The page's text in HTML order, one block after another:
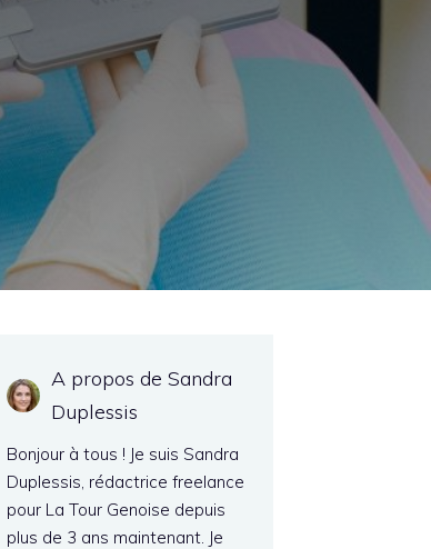
A propos de Sandra
Duplessis
Bonjour à tous ! Je suis Sandra
Duplessis, rédactrice freelance
pour La Tour Genoise depuis
plus de 3 ans maintenant. Je